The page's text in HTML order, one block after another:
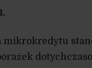
mikrokredytu